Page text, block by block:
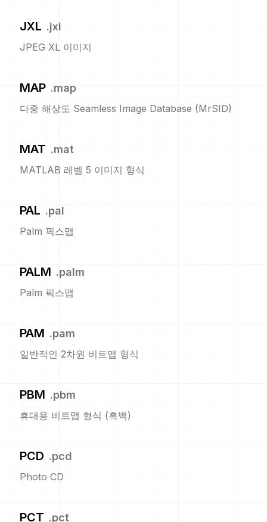
JXL .jxl
JPEG XL 이미지
MAP .map
다중 해상도 Seamless Image Database (MrSID)
MAT .mat
MATLAB 레벨 5 이미지 형식
PAL .pal
Palm 픽스맵
PALM .palm
Palm 픽스맵
PAM .pam
일반적인 2차원 비트맵 형식
PBM .pbm
휴대용 비트맵 형식 (흑백)
PCD .pcd
Photo CD
PCT .pct